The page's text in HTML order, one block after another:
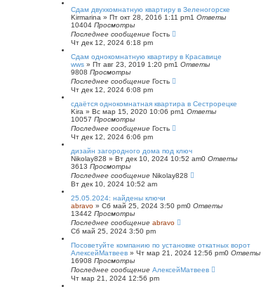
Сдам двухкомнатную квартиру в Зеленогорске
Kirmarina » Пт окт 28, 2016 1:11 pm1 Ответы
10404 Просмотры
Последнее сообщение Гость
Чт дек 12, 2024 6:18 pm
Сдам однокомнатную квартиру в Красавице
wws » Пт авг 23, 2019 1:20 pm1 Ответы
9808 Просмотры
Последнее сообщение Гость
Чт дек 12, 2024 6:08 pm
сдаётся однокомнатная квартира в Сестрорецке
Kira » Вс мар 15, 2020 10:06 pm1 Ответы
10057 Просмотры
Последнее сообщение Гость
Чт дек 12, 2024 6:06 pm
дизайн загородного дома под ключ
Nikolay828 » Вт дек 10, 2024 10:52 am0 Ответы
3613 Просмотры
Последнее сообщение Nikolay828
Вт дек 10, 2024 10:52 am
25.05.2024: найдены ключи
abravo » Сб май 25, 2024 3:50 pm0 Ответы
13442 Просмотры
Последнее сообщение abravo
Сб май 25, 2024 3:50 pm
Посоветуйте компанию по установке откатных ворот
АлексейМатвеев » Чт мар 21, 2024 12:56 pm0 Ответы
16908 Просмотры
Последнее сообщение АлексейМатвеев
Чт мар 21, 2024 12:56 pm